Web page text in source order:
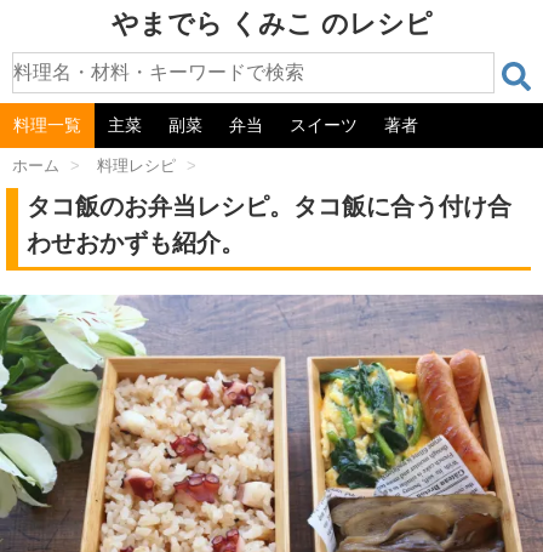
やまでら くみこ のレシピ
料理一覧 主菜 副菜 弁当 スイーツ 著者
ホーム > 料理レシピ >
タコ飯のお弁当レシピ。タコ飯に合う付け合
わせおかずも紹介。